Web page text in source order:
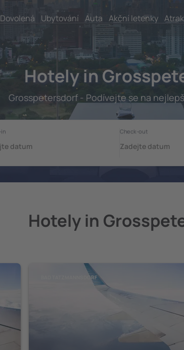
Dovolená Ubytování Auta Akční letenky
Hotely in
Grosspetersdorf - Podívejte se na
Hotely in
BAD TATZMANNSDORF